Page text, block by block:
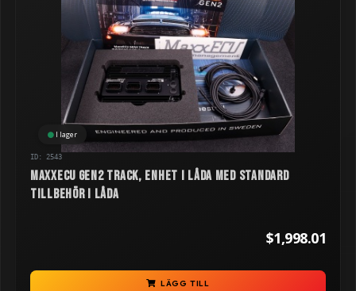
I lager
ID: 2543
MaxxECU GEN2 TRACK, enhet i låda med standard
tillbehör i låda
$1,998.01
LÄGG TILL